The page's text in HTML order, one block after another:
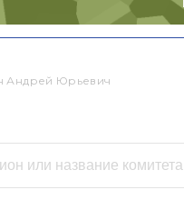
Андрей Юрьевич